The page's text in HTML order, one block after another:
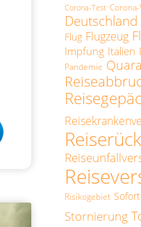
Corona-Test
Deutschland
Flug Flugzeug
Impfung Italien
Pandemie
Risikogebiet
Stornierung